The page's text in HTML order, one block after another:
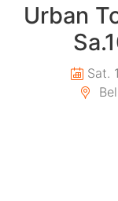
Urban
Sat.